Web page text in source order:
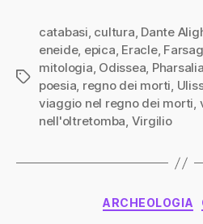
Tag
catabasi, cultura, Dante
eneide, epica, Eracle,
mitologia, Odissea, Pharsalia
poesia, regno dei morti,
viaggio nel regno dei morti,
nell'oltretomba, Virgilio
ARCHEOLOGIA